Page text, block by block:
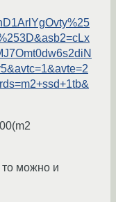
то можно и